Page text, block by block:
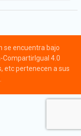
se encuentra bajo
4.0
etc pertenecen a sus